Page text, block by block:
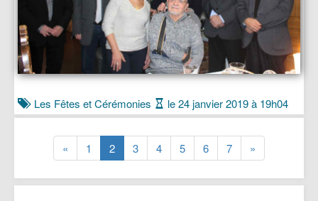
Les Fêtes et Cérémonies le 24 janvier 2019 à 19h04
« 1 (current)
2(current)
3(current)
4(current)
5(current)
6(current)
7(current)
»